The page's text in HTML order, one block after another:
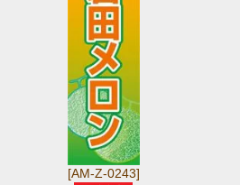
[AM-Z-0243]